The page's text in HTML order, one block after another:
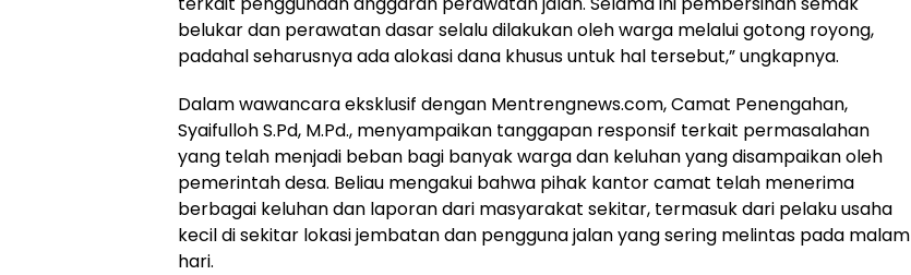
belukar dan perawatan dasar selalu dilakukan oleh warga melalui gotong royong,
padahal seharusnya ada alokasi dana khusus untuk hal tersebut,” ungkapnya.
Dalam wawancara eksklusif dengan Mentrengnews.com, Camat Penengahan,
Syaifulloh S.Pd, M.Pd., menyampaikan tanggapan responsif terkait permasalahan
yang telah menjadi beban bagi banyak warga dan keluhan yang disampaikan oleh
pemerintah desa. Beliau mengakui bahwa pihak kantor camat telah menerima
berbagai keluhan dan laporan dari masyarakat sekitar, termasuk dari pelaku usaha
kecil di sekitar lokasi jembatan dan pengguna jalan yang sering melintas pada malam
hari.